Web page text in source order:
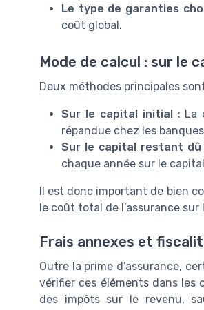
Le type de garanties
coût global.
Mode de calcul : sur le
Deux méthodes principales
Sur le capital initial
: La
répandue chez les
Sur le capital restant dû
chaque année sur le
Il est donc important de bien
le coût total de l’assurance
Frais annexes et
Outre la prime d’assurance,
vérifier ces éléments dans les
des impôts sur le revenu,